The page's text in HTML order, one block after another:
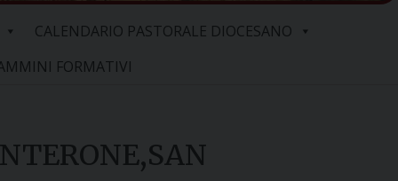
CALENDARIO PASTORALE DIOCESANO
FORMATIVI